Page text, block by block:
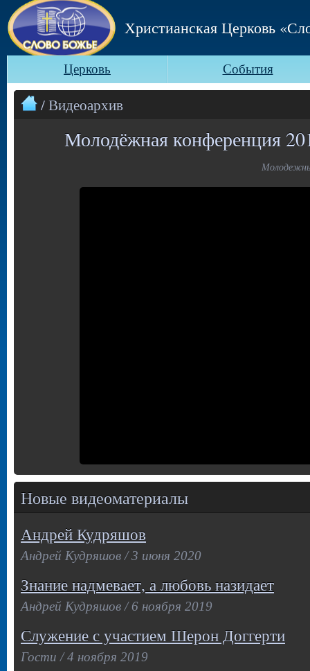
Христианская Церковь
Церковь События
/ Видеоархив
Молодёжная конференция
Новые видеоматериалы
Андрей Кудряшов
Андрей Кудряшов / 3 июня 2020
Знание надмевает, а любовь назидает
Андрей Кудряшов / 6 ноября 2019
Служение с участием Шерон Доггерти
Гости / 4 ноября 2019